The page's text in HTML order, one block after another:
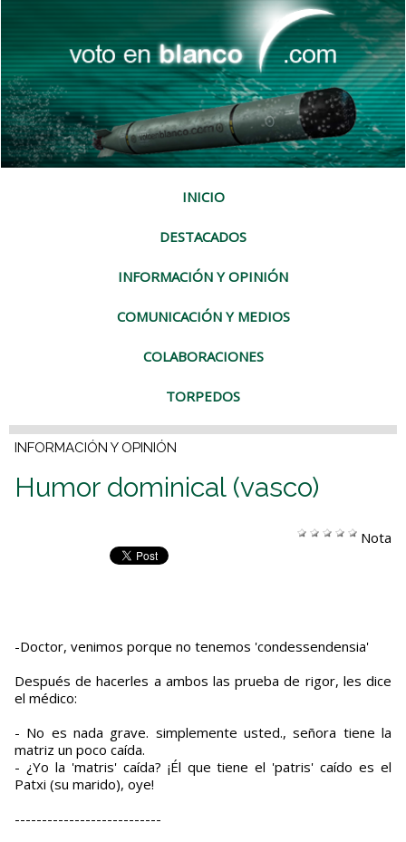
INICIO
DESTACADOS
INFORMACIÓN Y OPINIÓN
COMUNICACIÓN Y MEDIOS
COLABORACIONES
TORPEDOS
INFORMACIÓN Y OPINIÓN
Humor dominical (vasco)
Nota
-Doctor, venimos porque no tenemos 'condessendensia'
Después de hacerles a ambos las prueba de rigor, les dice
el médico:
- No es nada grave. simplemente usted., señora tiene la
matriz un poco caída.
- ¿Yo la 'matris' caída? ¡Él que tiene el 'patris' caído es el
Patxi (su marido), oye!
---------------------------